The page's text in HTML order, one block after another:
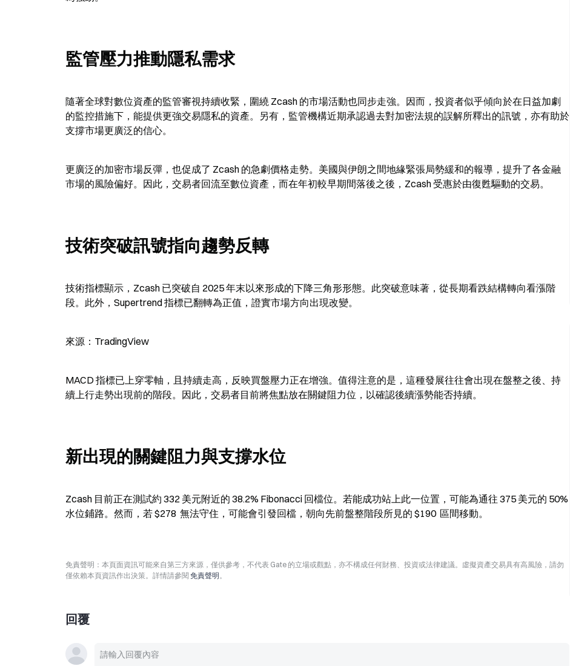
監管壓力推動隱私需求
隨著全球對數位資產的監管審視持續收緊，圍繞 Zcash 的市場活動也同步走強。因而，投資者似乎傾向於在日益加劇
的監控措施下，能提供更強交易隱私的資產。另有，監管機構近期承認過去對加密法規的誤解所釋出的訊號，亦有助於
支撐市場更廣泛的信心。
更廣泛的加密市場反彈，也促成了 Zcash 的急劇價格走勢。美國與伊朗之間地緣緊張局勢緩和的報導，提升了各金融
市場的風險偏好。因此，交易者回流至數位資產，而在年初較早期間落後之後，Zcash 受惠於由復甦驅動的交易。
技術突破訊號指向趨勢反轉
技術指標顯示，Zcash 已突破自 2025 年末以來形成的下降三角形形態。此突破意味著，從長期看跌結構轉向看漲階
段。此外，Supertrend 指標已翻轉為正值，證實市場方向出現改變。
來源：TradingView
MACD 指標已上穿零軸，且持續走高，反映買盤壓力正在增強。值得注意的是，這種發展往往會出現在盤整之後、持
續上行走勢出現前的階段。因此，交易者目前將焦點放在關鍵阻力位，以確認後續漲勢能否持續。
新出現的關鍵阻力與支撐水位
Zcash 目前正在測試約 332 美元附近的 38.2% Fibonacci 回檔位。若能成功站上此一位置，可能為通往 375 美元的 50%
水位鋪路。然而，若 $278  無法守住，可能會引發回檔，朝向先前盤整階段所見的 $190  區間移動。
免責聲明：本頁面資訊可能來自第三方來源，僅供參考，不代表 Gate 的立場或觀點，亦不構成任何財務、投資或法律建議。虛擬資產交易具有高風險，請勿
僅依賴本頁資訊作出決策。詳情請參閱 免責聲明。
回覆